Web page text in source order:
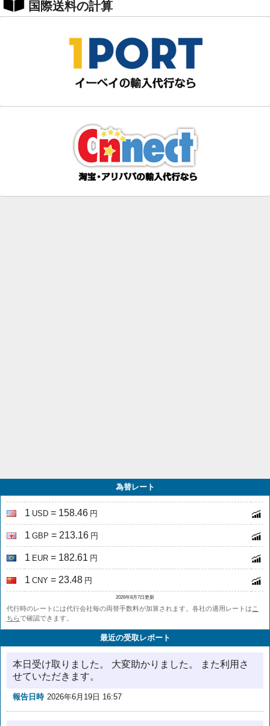
国際送料の計算
為替レート
1 USD = 158.46 円
1 GBP = 213.16 円
1 EUR = 182.61 円
1 CNY = 23.48 円
2026年8月7日更新
代行時のレートには代行会社毎の両替手数料が加算されます。各社の適用レートは こ
ちらで確認できます。
最近の受取レポート
本日受け取りました。 大変助かりました。 また利用さ
せていただきます。
報告日時 2026年6月19日 16:57